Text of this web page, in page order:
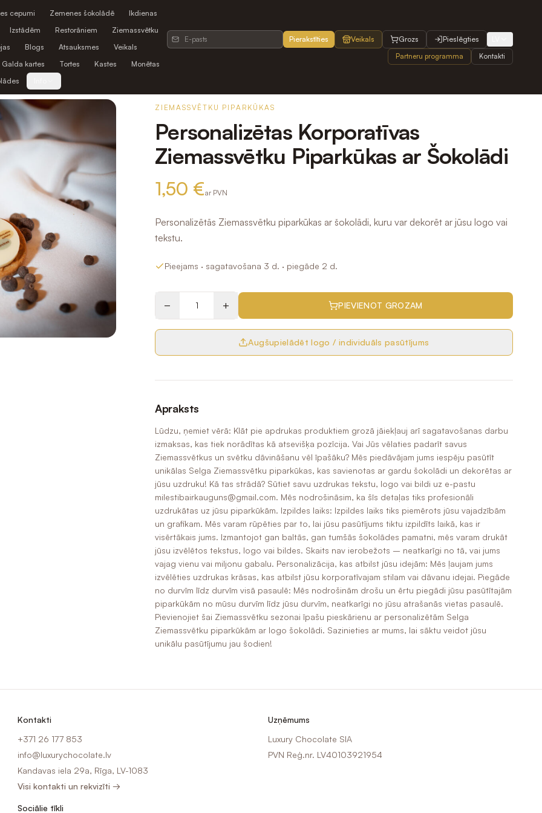
cepumi Zemenes šokolādē
Ikdienas
Izstādēm
Restorāniem
Ziemassvētku
Blogs Atsauksmes
Veikals
Galda kartes
Tortes Kastes
Monētas
Pierakstīties Veikals Grozs Pieslēgties
Partneru programma Kontakti
ZIEMASSVĒTKU PIPARKŪKAS
Personalizētas Korporatīvas
Ziemassvētku Piparkūkas ar Šokolādi
1,50 €ar PVN
Personalizētās Ziemassvētku piparkūkas ar šokolādi, kuru var dekorēt ar jūsu logo vai
tekstu.
Pieejams · sagatavošana 3 d. · piegāde 2 d.
− + PIEVIENOT GROZAM
Augšupielādēt logo / individuāls pasūtījums
Apraksts
Lūdzu, ņemiet vērā: Klāt pie apdrukas produktiem grozā jāiekļauj arī sagatavošanas darbu
izmaksas, kas tiek norādītas kā atsevišķa pozīcija. Vai Jūs vēlaties padarīt savus
Ziemassvētkus un svētku dāvināšanu vēl īpašāku? Mēs piedāvājam jums iespēju pasūtīt
unikālas Selga Ziemassvētku piparkūkas, kas savienotas ar gardu šokolādi un dekorētas ar
jūsu uzdruku! Kā tas strādā? Sūtiet savu uzdrukas tekstu, logo vai bildi uz e-pastu
milestibairkauguns@gmail.com. Mēs nodrošināsim, ka šīs detaļas tiks profesionāli
uzdrukātas uz jūsu piparkūkām. Izpildes laiks: Izpildes laiks tiks piemērots jūsu vajadzībām
un grafikam. Mēs varam rūpēties par to, lai jūsu pasūtījums tiktu izpildīts laikā, kas ir
visērtākais jums. Izmantojot gan baltās, gan tumšās šokolādes pamatni, mēs varam drukāt
jūsu izvēlētos tekstus, logo vai bildes. Skaits nav ierobežots – neatkarīgi no tā, vai jums
vajag vienu vai miljonu gabalu. Personalizācija, kas atbilst jūsu idejām: Mēs ļaujam jums
izvēlēties uzdrukas krāsas, kas atbilst jūsu korporatīvajam stilam vai dāvanu idejai. Piegāde
no durvīm līdz durvīm visā pasaulē: Mēs nodrošinām drošu un ērtu piegādi jūsu pasūtītajām
piparkūkām no mūsu durvīm līdz jūsu durvīm, neatkarīgi no jūsu atrašanās vietas pasaulē.
Pievienojiet šai Ziemassvētku sezonai īpašu pieskārienu ar personalizētām Selga
Ziemassvētku piparkūkām ar logo šokolādi. Sazinieties ar mums, lai sāktu veidot jūsu
unikālu pasūtījumu jau šodien!
Kontakti
+371 26 177 853
info@luxurychocolate.lv
Kandavas iela 29a, Rīga, LV-1083
Visi kontakti un rekvizīti →
Sociālie tīkli
Uzņēmums
Luxury Chocolate SIA
PVN Reģ.nr. LV40103921954